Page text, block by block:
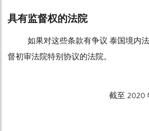
具有监督权的法院
如果对这些条款有争议 泰国境内
督初审法院特别协议的法院。
截至 2020